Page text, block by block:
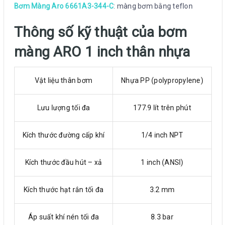
Bơm Màng Aro 6661A3-344-C: màng bơm bằng teflon
Thông số kỹ thuật của bơm
màng ARO 1 inch thân nhựa
Vật liệu thân bơm Nhựa PP (polypropylene)
Lưu lượng tối đa 177.9 lít trên phút
Kích thước đường cấp khí 1/4 inch NPT
Kích thước đầu hút – xả 1 inch (ANSI)
Kích thước hạt rắn tối đa 3.2 mm
Áp suất khí nén tối đa 8.3 bar